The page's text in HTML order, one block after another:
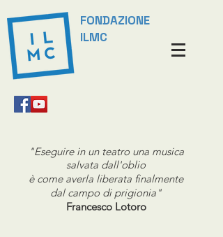
FONDAZIONE
ILMC
"Eseguire in un teatro una musica
salvata dall'oblio
è come averla liberata finalmente
dal campo di prigionia"
Francesco Lotoro